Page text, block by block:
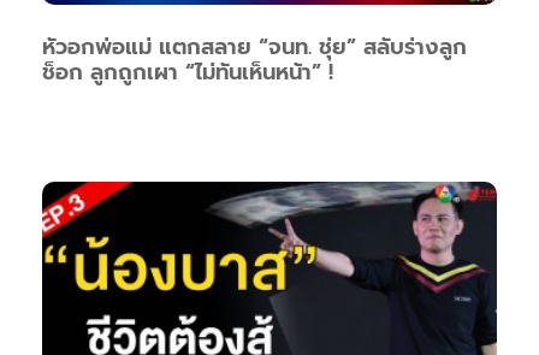
หัวอกพ่อแม่ แตกสลาย “จนท. ชุ่ย” สลับร่างลูก
ช็อก ลูกถูกเผา “ไม่ทันเห็นหน้า” !